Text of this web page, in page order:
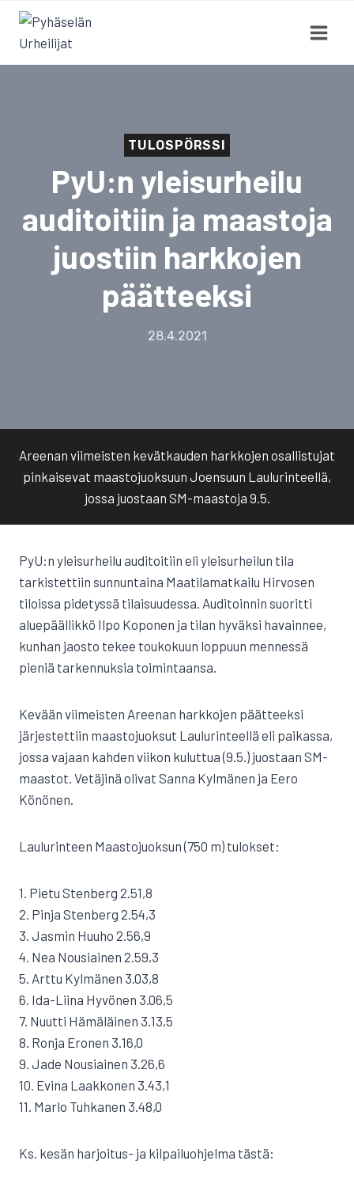
Siirry
sisältöön
TULOSPÖRSSI
PyU:n yleisurheilu
auditoitiin ja maastoja
juostiin harkkojen
päätteeksi
28.4.2021
Areenan viimeisten kevätkauden harkkojen osallistujat
pinkaisevat maastojuoksuun Joensuun Laulurinteellä,
jossa juostaan SM-maastoja 9.5.
PyU:n yleisurheilu auditoitiin eli yleisurheilun tila
tarkistettiin sunnuntaina Maatilamatkailu Hirvosen
tiloissa pidetyssä tilaisuudessa. Auditoinnin suoritti
aluepäällikkö Ilpo Koponen ja tilan hyväksi havainnee,
kunhan jaosto tekee toukokuun loppuun mennessä
pieniä tarkennuksia toimintaansa.
Kevään viimeisten Areenan harkkojen päätteeksi
järjestettiin maastojuoksut Laulurinteellä eli paikassa,
jossa vajaan kahden viikon kuluttua (9.5.) juostaan SM-
maastot. Vetäjinä olivat Sanna Kylmänen ja Eero
Könönen.
Laulurinteen Maastojuoksun (750 m) tulokset:
1. Pietu Stenberg 2.51,8
2. Pinja Stenberg 2.54,3
3. Jasmin Huuho 2.56,9
4. Nea Nousiainen 2.59,3
5. Arttu Kylmänen 3.03,8
6. Ida-Liina Hyvönen 3.06,5
7. Nuutti Hämäläinen 3.13,5
8. Ronja Eronen 3.16,0
9. Jade Nousiainen 3.26,6
10. Evina Laakkonen 3.43,1
11. Marlo Tuhkanen 3.48,0
Ks. kesän harjoitus- ja kilpailuohjelma tästä: